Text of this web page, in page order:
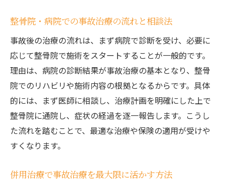
整骨院・病院での事故治療の流れと相談法
事故後の治療の流れは、まず病院で診断を受け、必要に
応じて整骨院で施術をスタートすることが一般的です。
理由は、病院の診断結果が事故治療の基本となり、整骨
院でのリハビリや施術内容の根拠となるからです。具体
的には、まず医師に相談し、治療計画を明確にした上で
整骨院に通院し、症状の経過を逐一報告します。こうし
た流れを踏むことで、最適な治療や保険の適用が受けや
すくなります。
併用治療で事故治療を最大限に活かす方法